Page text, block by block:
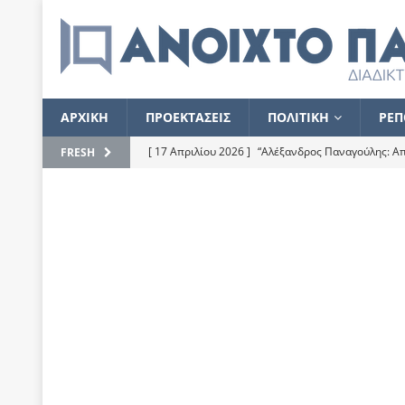
ΑΡΧΙΚΗ ΠΡΟΕΚΤΑΣΕΙΣ ΠΟΛΙΤΙΚΗ
FRESH [ 17 Απριλίου 2026 ] “Αλέξανδρος Παναγούλης: